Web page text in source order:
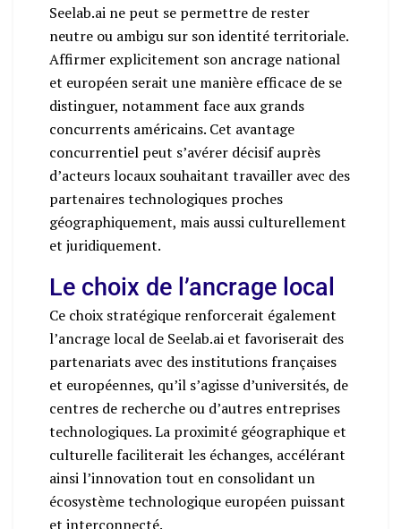
Seelab.ai ne peut se permettre de rester
neutre ou ambigu sur son identité territoriale.
Affirmer explicitement son ancrage national
et européen serait une manière efficace de se
distinguer, notamment face aux grands
concurrents américains. Cet avantage
concurrentiel peut s’avérer décisif auprès
d’acteurs locaux souhaitant travailler avec des
partenaires technologiques proches
géographiquement, mais aussi culturellement
et juridiquement.
Le choix de l’ancrage local
Ce choix stratégique renforcerait également
l’ancrage local de Seelab.ai et favoriserait des
partenariats avec des institutions françaises
et européennes, qu’il s’agisse d’universités, de
centres de recherche ou d’autres entreprises
technologiques. La proximité géographique et
culturelle faciliterait les échanges, accélérant
ainsi l’innovation tout en consolidant un
écosystème technologique européen puissant
et interconnecté.